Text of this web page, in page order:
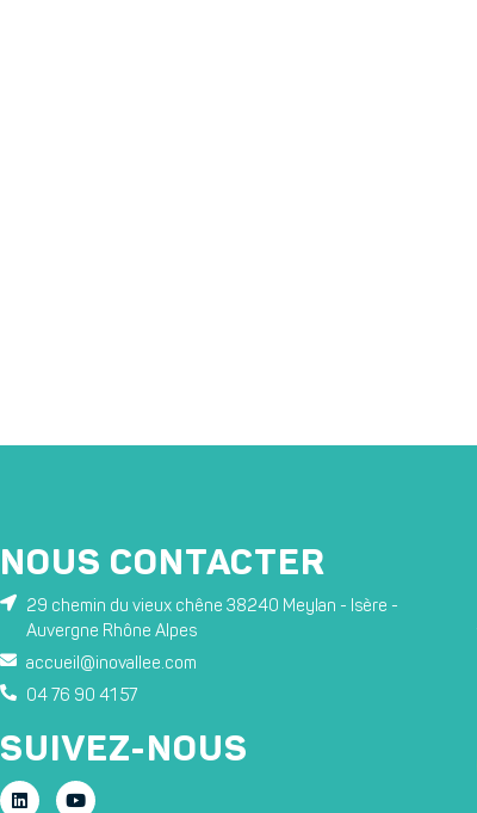
NOUS CONTACTER
29 chemin du vieux chêne 38240 Meylan - Isère -
Auvergne Rhône Alpes
accueil@inovallee.com
04 76 90 41 57
SUIVEZ-NOUS